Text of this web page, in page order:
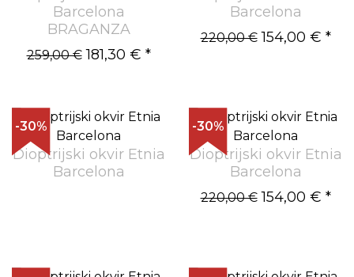
Barcelona
BRAGANZA
259,00 €181,30 € *
Barcelona
220,00 €154,00 € *
-30%
Dioptrijski okvir Etnia
Barcelona
-30%
Dioptrijski okvir Etnia
Barcelona
220,00 €154,00 € *